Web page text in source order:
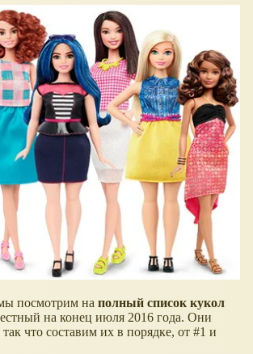
посмотрим на полный список кукол
на конец июля 2016 года. Они
что составим их в порядке, от #1 и